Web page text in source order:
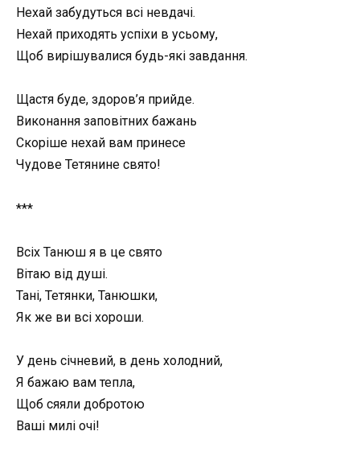
Нехай забудуться всі невдачі.
Нехай приходять успіхи в усьому,
Щоб вирішувалися будь-які завдання.
Щастя буде, здоров’я прийде.
Виконання заповітних бажань
Скоріше нехай вам принесе
Чудове Тетянине свято!
***
Всіх Танюш я в це свято
Вітаю від душі.
Тані, Тетянки, Танюшки,
Як же ви всі хороши.
У день січневий, в день холодний,
Я бажаю вам тепла,
Щоб сяяли добротою
Ваші милі очі!